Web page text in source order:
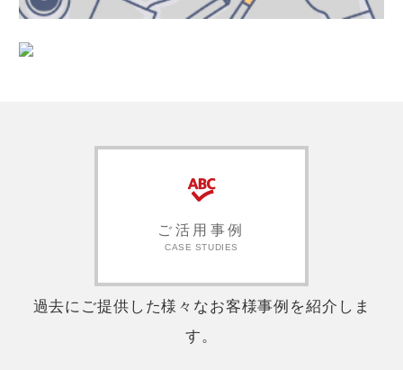
ご活用事例
CASE STUDIES
過去にご提供した様々なお客様事例を紹介しま
す。